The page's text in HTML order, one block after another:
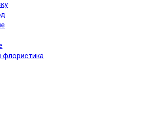
флористика